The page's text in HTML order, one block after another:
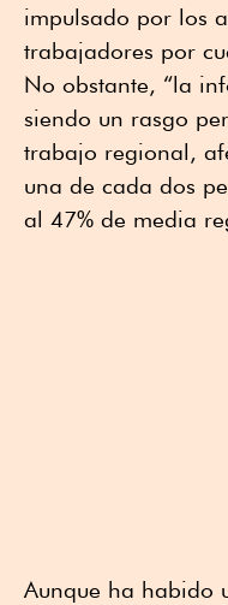
impulsado por los
trabajadores por
No obstante, “la
siendo un rasgo
trabajo regional,
una de cada dos
al 47% de media
Aunque ha habido